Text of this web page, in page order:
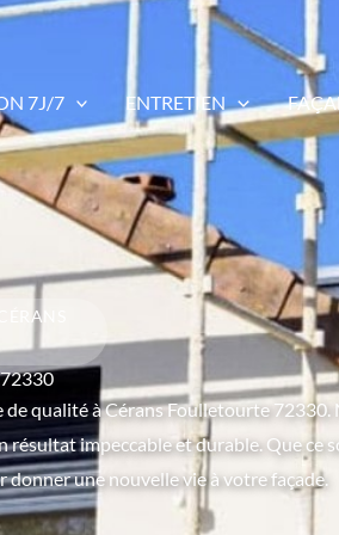
7J/7 ENTRETIEN
qualité à Cérans Foulletourte
impeccable et durable. Que ce
une nouvelle vie à votre façade.